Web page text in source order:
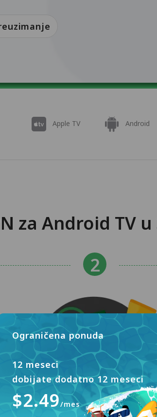
Apple TV Android
za Android TV
Ograničena ponuda
12 meseci
dobijate dodatno 12 meseci
$2.49/mes